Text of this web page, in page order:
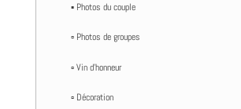
▪️ Photos du couple
▫️ Photos de groupes
▫️ Vin d’honneur
▫️ Décoration